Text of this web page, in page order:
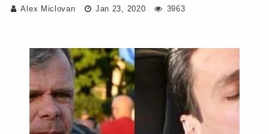
Alex Miclovan Jan 23, 2020 3963